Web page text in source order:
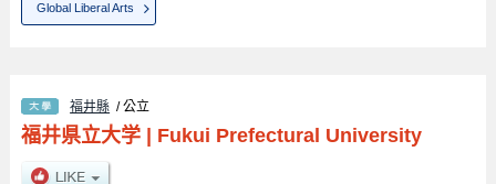
Global Liberal Arts
福井縣 / 公立
福井県立大学| Fukui Prefectural University